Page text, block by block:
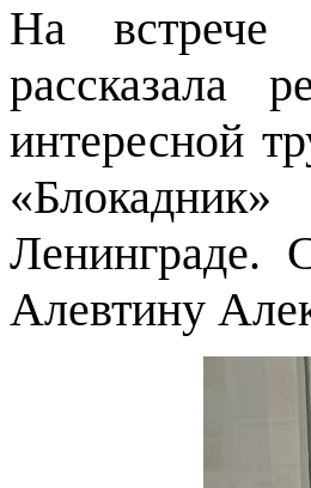
На встрече
рассказала
интересной
Ленинграде.
Алевтину